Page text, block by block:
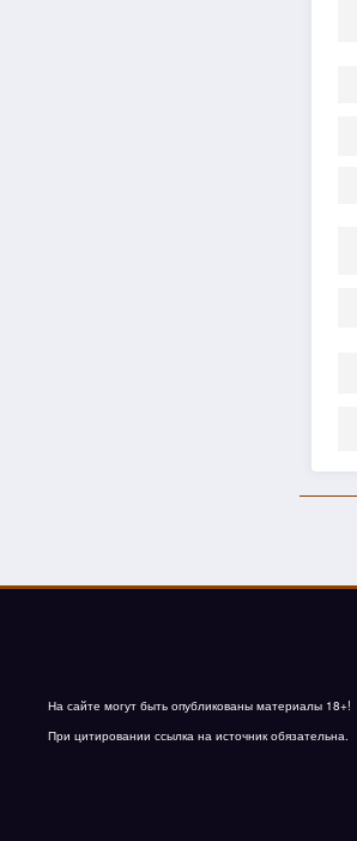
На сайте могут быть опубликованы материалы 18+!
При цитировании ссылка на источник обязательна.